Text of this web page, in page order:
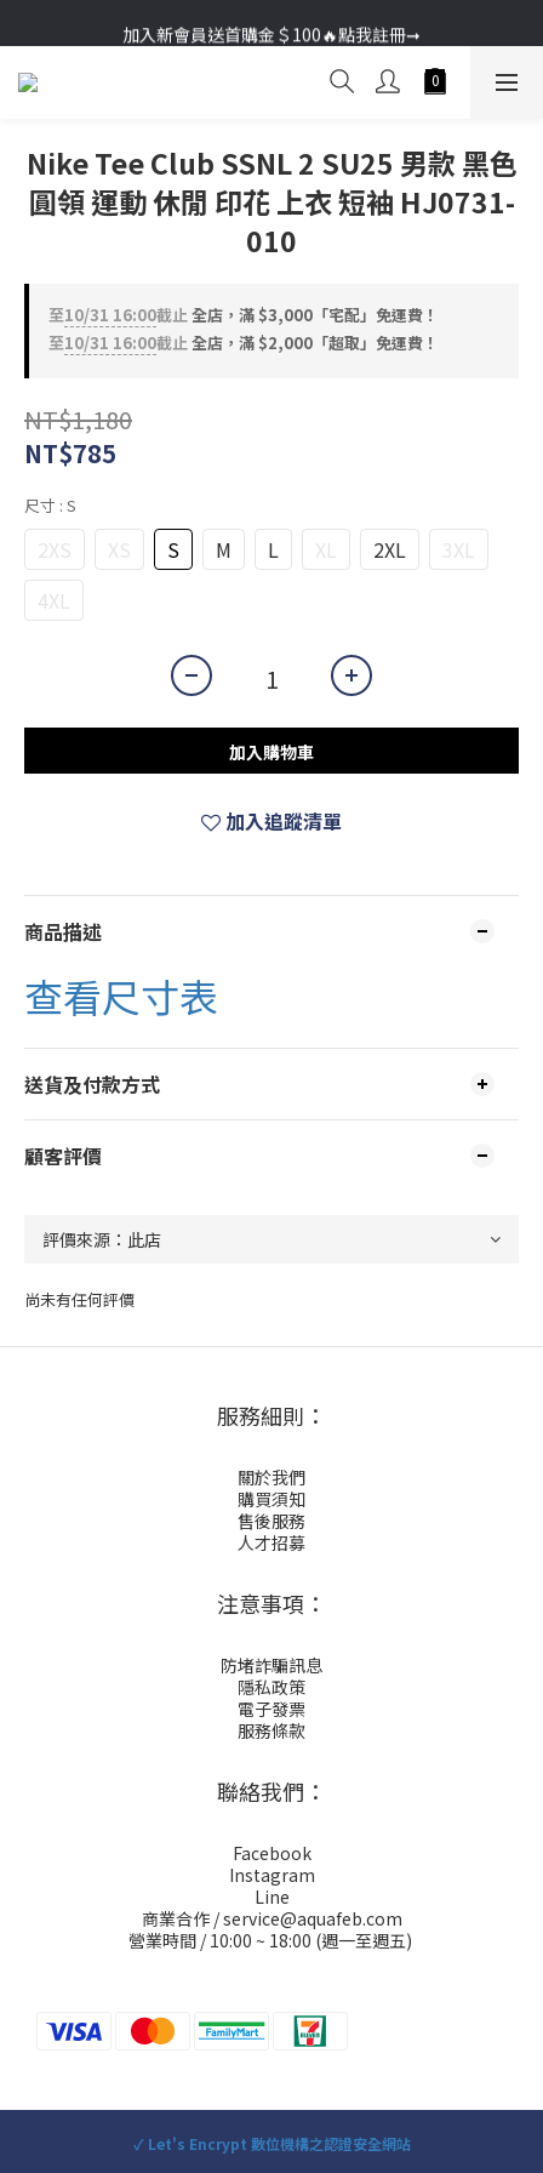
加入新會員送首購金＄100🔥點我註冊➞
加入新會員送首購金＄100🔥點我註冊➞
Nike Tee Club SSNL 2 SU25 男款 黑色
圓領 運動 休閒 印花 上衣 短袖 HJ0731-
010
至10/31 16:00截止全店，滿 $3,000「宅配」免運費！
至10/31 16:00截止全店，滿 $2,000「超取」免運費！
NT$1,180
NT$785
尺寸 : S
2XS XS S M L XL 2XL
3XL
4XL
加入購物車
加入追蹤清單
商品描述
查看尺寸表
送貨及付款方式
顧客評價
尚未有任何評價
服務細則：
關於我們
購買須知
售後服務
人才招募
注意事項：
防堵詐騙訊息
隱私政策
電子發票
服務條款
聯絡我們：
Facebook
Instagram
Line
商業合作 / service@aquafeb.com
營業時間 / 10:00 ~ 18:00 (週一至週五)
✓ Let's Encrypt 數位機構之認證安全網站